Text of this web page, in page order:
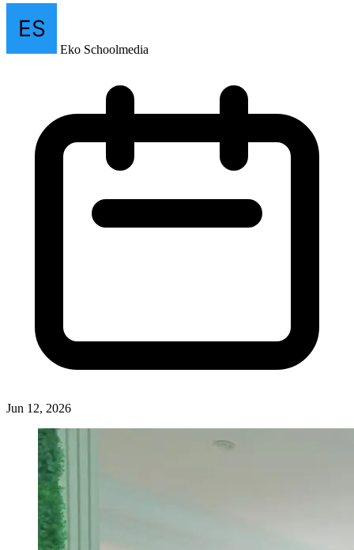
Eko Schoolmedia
Jun 12, 2026